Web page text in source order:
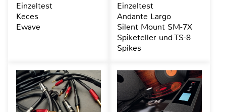
Einzeltest
Keces
Ewave
Einzeltest
Andante Largo
Silent Mount SM-7X
Spiketeller und TS-8
Spikes